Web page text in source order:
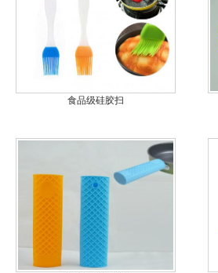
食品级硅胶扫